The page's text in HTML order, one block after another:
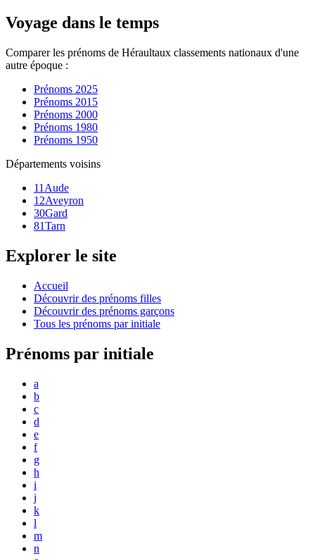
Voyage dans le temps
Comparer les prénoms de Héraultaux classements nationaux d'une
autre époque :
Prénoms 2025
Prénoms 2015
Prénoms 2000
Prénoms 1980
Prénoms 1950
Départements voisins
11 Aude
12Aveyron
30Gard
81Tarn
Explorer le site
Accueil
Découvrir des prénoms filles
Découvrir des prénoms garçons
Tous les prénoms par initiale
Prénoms par initiale
a
b
c
d
e
f
g
h
i
j
k
l
m
n